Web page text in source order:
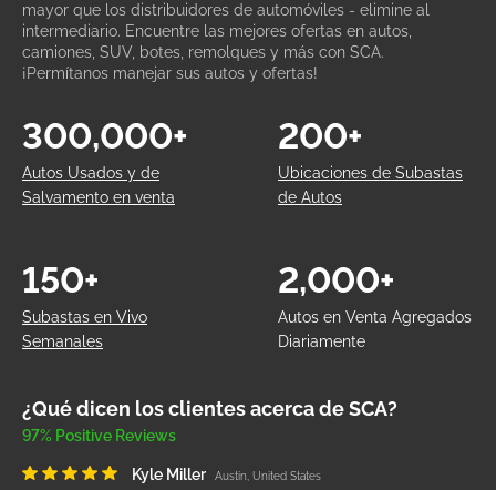
mayor que los distribuidores de automóviles - elimine al
intermediario. Encuentre las mejores ofertas en autos,
camiones, SUV, botes, remolques y más con SCA.
¡Permítanos manejar sus autos y ofertas!
Autos Usados y de
Salvamento en venta
300,000+
Ubicaciones de Subastas
de Autos
200+
Subastas en Vivo
Semanales
150+
Autos en Venta Agregados
Diariamente
2,000+
¿Qué dicen los clientes acerca de SCA?
97% Positive Reviews
Kyle Miller Austin, United States